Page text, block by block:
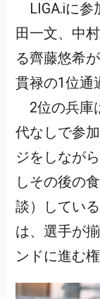
LIGA.iに参
田一文、中
る齊藤悠希
貫禄の1位通
2位の兵庫
代なしで参
ジをしなが
しその後の
談）してい
は、選手が
ンドに進む